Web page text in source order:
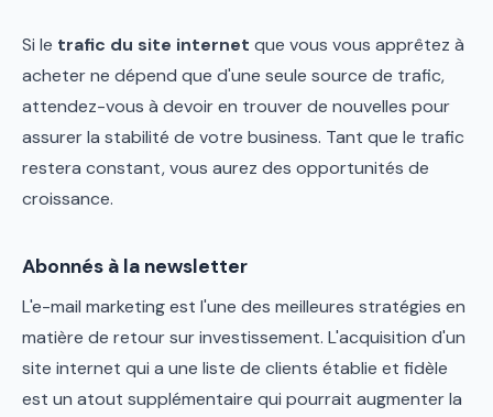
Si le trafic du site internet que vous vous apprêtez à
acheter ne dépend que d'une seule source de trafic,
attendez-vous à devoir en trouver de nouvelles pour
assurer la stabilité de votre business. Tant que le trafic
restera constant, vous aurez des opportunités de
croissance.
Abonnés à la newsletter
L'e-mail marketing est l'une des meilleures stratégies en
matière de retour sur investissement. L'acquisition d'un
site internet qui a une liste de clients établie et fidèle
est un atout supplémentaire qui pourrait augmenter la